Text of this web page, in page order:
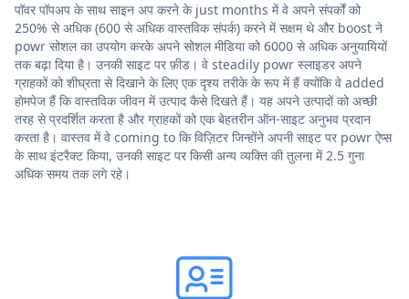
पॉवर पॉपअप के साथ साइन अप करने के just months में वे अपने संपर्कों को
250% से अधिक (600 से अधिक वास्तविक संपर्क) करने में सक्षम थे और boost ने
powr सोशल का उपयोग करके अपने सोशल मीडिया को 6000 से अधिक अनुयायियों
तक बढ़ा दिया है। उनकी साइट पर फ़ीड। वे steadily powr स्लाइडर अपने
ग्राहकों को शीघ्रता से दिखाने के लिए एक दृश्य तरीके के रूप में हैं क्योंकि वे added
होमपेज हैं कि वास्तविक जीवन में उत्पाद कैसे दिखते हैं। यह अपने उत्पादों को अच्छी
तरह से प्रदर्शित करता है और ग्राहकों को एक बेहतरीन ऑन-साइट अनुभव प्रदान
करता है। वास्तव में वे coming to कि विज़िटर जिन्होंने अपनी साइट पर powr ऐप्स
के साथ इंटरैक्ट किया, उनकी साइट पर किसी अन्य व्यक्ति की तुलना में 2.5 गुना
अधिक समय तक लगे रहे।